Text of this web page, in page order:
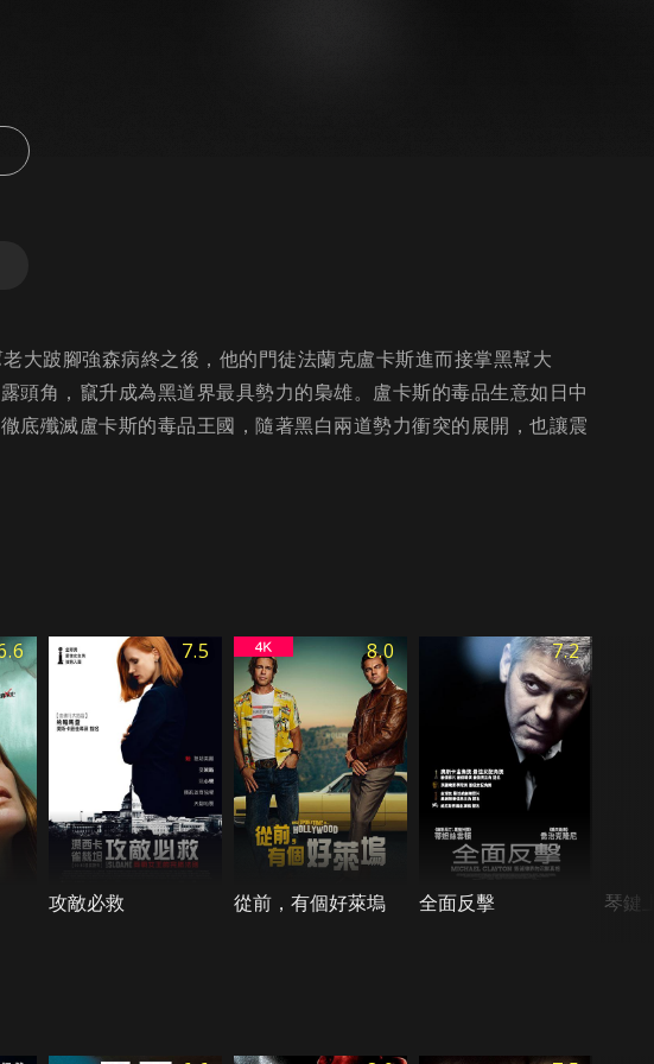
大跛腳強森病終之後，他的門徒法蘭克盧卡斯進而接掌黑幫大
頭角，竄升成為黑道界最具勢力的梟雄。盧卡斯的毒品生意如日中
底殲滅盧卡斯的毒品王國，隨著黑白兩道勢力衝突的展開，也讓震
7.5
攻敵必救
8.0
從前，有個好萊塢
7.2
全面反擊 琴鍵